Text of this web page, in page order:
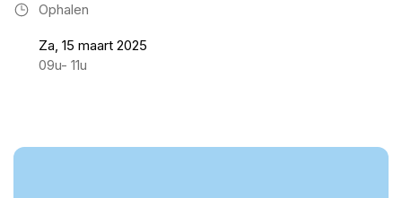
Ophalen
Za, 15 maart 2025
09u- 11u